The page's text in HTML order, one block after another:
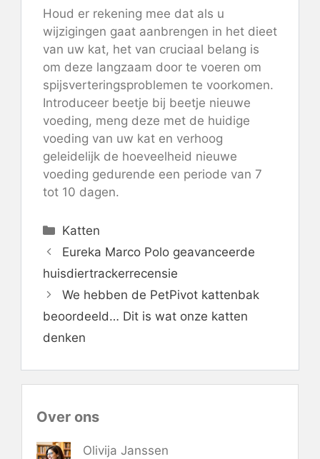
Houd er rekening mee dat als u
wijzigingen gaat aanbrengen in het dieet
van uw kat, het van cruciaal belang is
om deze langzaam door te voeren om
spijsverteringsproblemen te voorkomen.
Introduceer beetje bij beetje nieuwe
voeding, meng deze met de huidige
voeding van uw kat en verhoog
geleidelijk de hoeveelheid nieuwe
voeding gedurende een periode van 7
tot 10 dagen.
Categorieën
Katten
Eureka Marco Polo geavanceerde
huisdiertrackerrecensie
We hebben de PetPivot kattenbak
beoordeeld… Dit is wat onze katten
denken
Over ons
Olivija Janssen